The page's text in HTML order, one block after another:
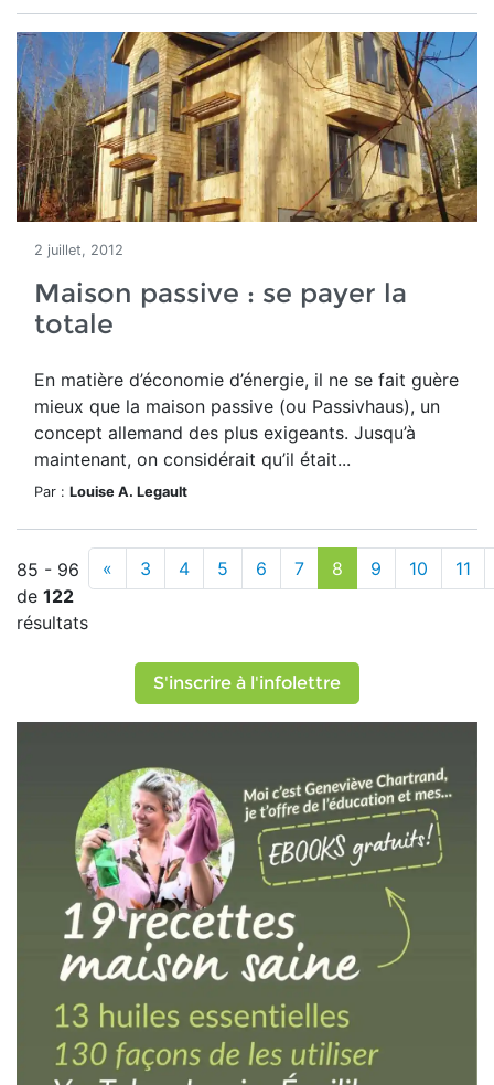
2 juillet, 2012
Maison passive : se payer la
totale
En matière d’économie d’énergie, il ne se fait guère
mieux que la maison passive (ou Passivhaus), un
concept allemand des plus exigeants. Jusqu’à
maintenant, on considérait qu’il était...
Par : Louise A. Legault
85 - 96
de 122
résultats
« 3 4 5 6 7 8 9 10 11
S'inscrire à l'infolettre